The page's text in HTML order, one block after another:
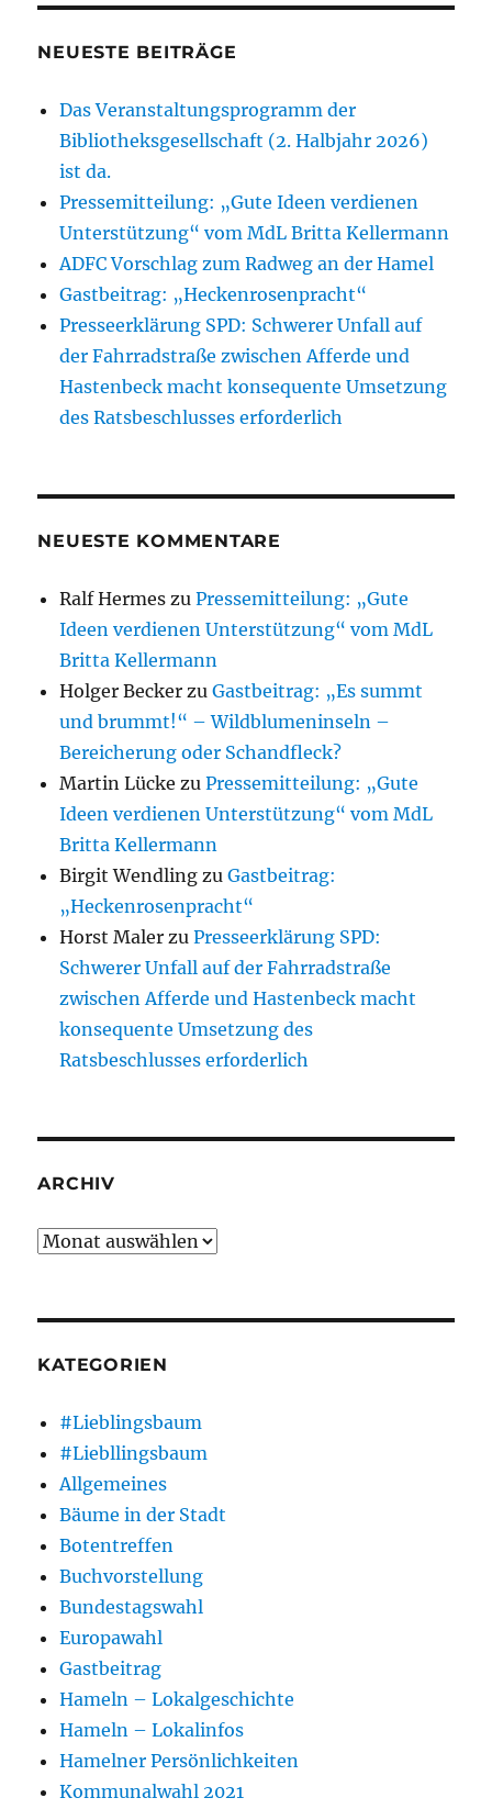
NEUESTE BEITRÄGE
Das Veranstaltungsprogramm der
Bibliotheksgesellschaft (2. Halbjahr 2026)
ist da.
Pressemitteilung: „Gute Ideen verdienen
Unterstützung“ vom MdL Britta Kellermann
ADFC Vorschlag zum Radweg an der Hamel
Gastbeitrag: „Heckenrosenpracht“
Presseerklärung SPD: Schwerer Unfall auf
der Fahrradstraße zwischen Afferde und
Hastenbeck macht konsequente Umsetzung
des Ratsbeschlusses erforderlich
NEUESTE KOMMENTARE
Ralf Hermes zuPressemitteilung: „Gute
Ideen verdienen Unterstützung“ vom MdL
Britta Kellermann
Holger Becker zuGastbeitrag: „Es summt
und brummt!“ – Wildblumeninseln –
Bereicherung oder Schandfleck?
Martin Lücke zuPressemitteilung: „Gute
Ideen verdienen Unterstützung“ vom MdL
Britta Kellermann
Birgit Wendling zuGastbeitrag:
„Heckenrosenpracht“
Horst Maler zuPresseerklärung SPD:
Schwerer Unfall auf der Fahrradstraße
zwischen Afferde und Hastenbeck macht
konsequente Umsetzung des
Ratsbeschlusses erforderlich
ARCHIV
Archiv
KATEGORIEN
#Lieblingsbaum
#Liebllingsbaum
Allgemeines
Bäume in der Stadt
Botentreffen
Buchvorstellung
Bundestagswahl
Europawahl
Gastbeitrag
Hameln – Lokalgeschichte
Hameln – Lokalinfos
Hamelner Persönlichkeiten
Kommunalwahl 2021